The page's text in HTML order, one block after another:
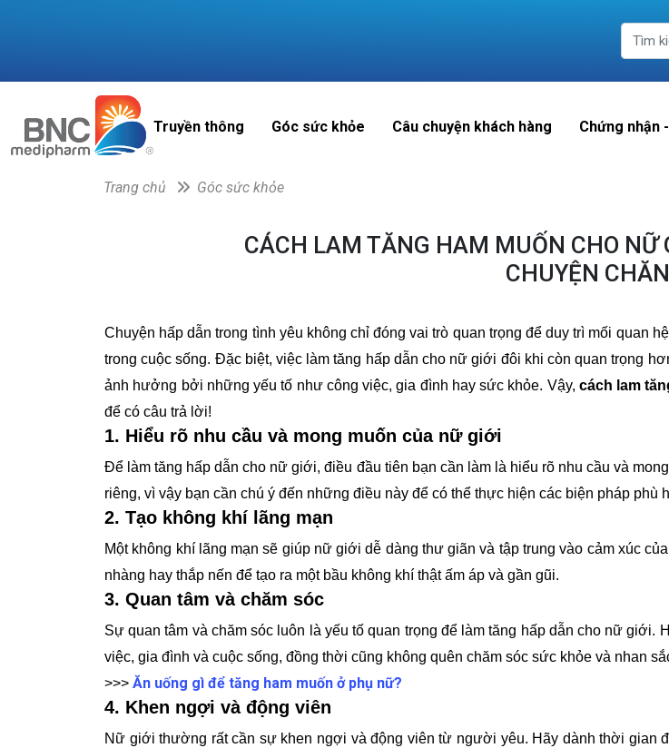
Truyền thông Góc sức khỏe Câu chuyện khách hàng Chứng nhận
Trang chủ Góc sức khỏe
CÁCH LAM TĂNG HAM MUỐN CHO NỮ
CHUYỆN
Chuyện hấp dẫn trong tình yêu không chỉ đóng vai trò quan trọng để duy trì mối quan
trong cuộc sống. Đặc biệt, việc làm tăng hấp dẫn cho nữ giới đôi khi còn quan trọng
ảnh hưởng bởi những yếu tố như công việc, gia đình hay sức khỏe. Vậy, cách lam
để có câu trả lời!
1. Hiểu rõ nhu cầu và mong muốn của nữ giới
Để làm tăng hấp dẫn cho nữ giới, điều đầu tiên bạn cần làm là hiểu rõ nhu cầu và
riêng, vì vậy bạn cần chú ý đến những điều này để có thể thực hiện các biện pháp phù
2. Tạo không khí lãng mạn
Một không khí lãng mạn sẽ giúp nữ giới dễ dàng thư giãn và tập trung vào cảm xúc
nhàng hay thắp nến để tạo ra một bầu không khí thật ấm áp và gần gũi.
3. Quan tâm và chăm sóc
Sự quan tâm và chăm sóc luôn là yếu tố quan trọng để làm tăng hấp dẫn cho nữ
việc, gia đình và cuộc sống, đồng thời cũng không quên chăm sóc sức khỏe và nhan
>>> Ăn uống gì để tăng ham muốn ở phụ nữ?
4. Khen ngợi và động viên
Nữ giới thường rất cần sự khen ngợi và động viên từ người yêu. Hãy dành thời gian